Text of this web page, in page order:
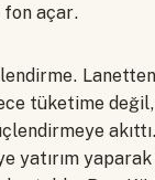
açar.
tüketime
yatırım